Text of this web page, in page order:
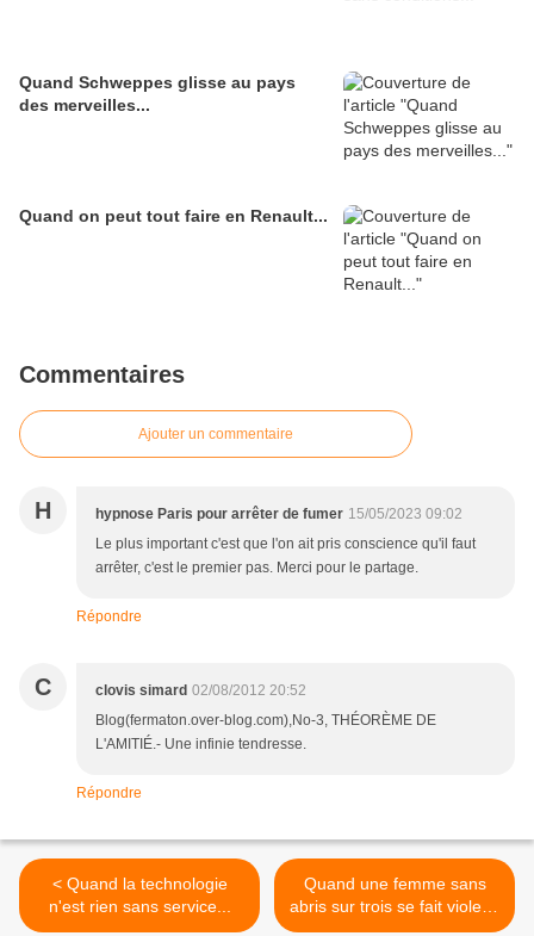
Quand Schweppes glisse au pays
des merveilles...
Quand on peut tout faire en Renault...
Commentaires
Ajouter un commentaire
H hypnose Paris pour arrêter de fumer 15/05/2023 09:02
Le plus important c'est que l'on ait pris conscience qu'il faut
arrêter, c'est le premier pas. Merci pour le partage.
Répondre
C clovis simard 02/08/2012 20:52
Blog(fermaton.over-blog.com),No-3, THÉORÈME DE
L'AMITIÉ.- Une infinie tendresse.
Répondre
< Quand la technologie
n'est rien sans service...
Quand une femme sans
abris sur trois se fait violer...
>